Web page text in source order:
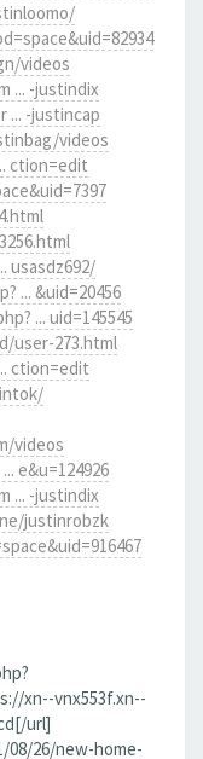
videos
... -justindix
-justincap
videos
ction=edit
usasdz692/
... &uid=20456
... uid=145545
user-273.html
ction=edit
videos
e&u=124926
... -justindix
justinrobzk
xn--vnx553f.xn--
url]
08/26/new-home-